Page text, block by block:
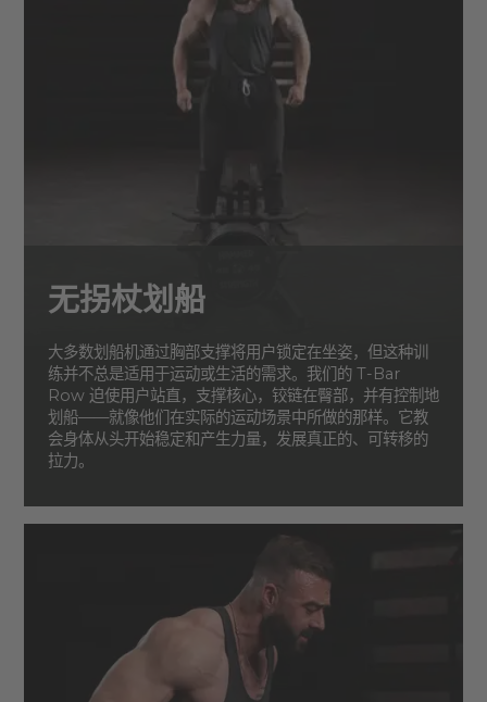
无拐杖划船
大多数划船机通过胸部支撑将用户锁定在坐姿，但这种训
练并不总是适用于运动或生活的需求。我们的 T-Bar
Row 迫使用户站直，支撑核心，铰链在臀部，并有控制地
划船——就像他们在实际的运动场景中所做的那样。它教
会身体从头开始稳定和产生力量，发展真正的、可转移的
拉力。